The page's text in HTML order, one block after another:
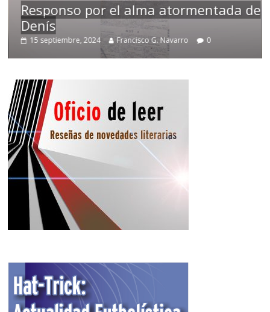
Responso por el alma atormentada de
Denís
15 septiembre, 2024 Francisco G. Navarro 0